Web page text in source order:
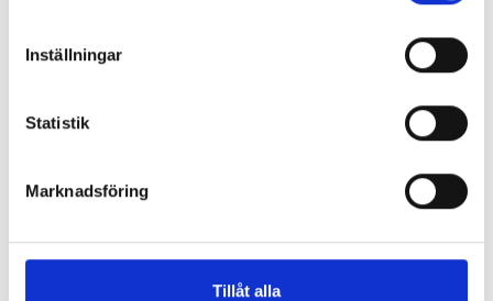
Inställningar
Statistik
Marknadsföring
Tillåt alla
Replik: ”Public service-bolagen behöver Tiktok och